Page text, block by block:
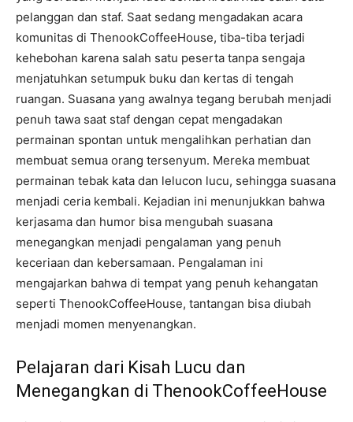
pelanggan dan staf. Saat sedang mengadakan acara
komunitas di ThenookCoffeeHouse, tiba-tiba terjadi
kehebohan karena salah satu peserta tanpa sengaja
menjatuhkan setumpuk buku dan kertas di tengah
ruangan. Suasana yang awalnya tegang berubah menjadi
penuh tawa saat staf dengan cepat mengadakan
permainan spontan untuk mengalihkan perhatian dan
membuat semua orang tersenyum. Mereka membuat
permainan tebak kata dan lelucon lucu, sehingga suasana
menjadi ceria kembali. Kejadian ini menunjukkan bahwa
kerjasama dan humor bisa mengubah suasana
menegangkan menjadi pengalaman yang penuh
keceriaan dan kebersamaan. Pengalaman ini
mengajarkan bahwa di tempat yang penuh kehangatan
seperti ThenookCoffeeHouse, tantangan bisa diubah
menjadi momen menyenangkan.
Pelajaran dari Kisah Lucu dan
Menegangkan di ThenookCoffeeHouse